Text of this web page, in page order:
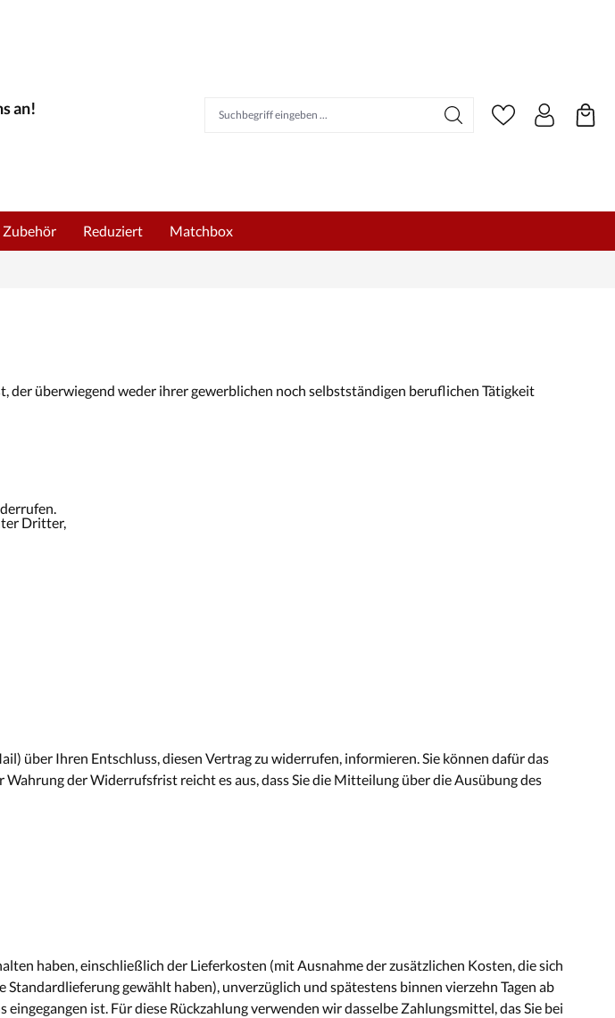
an!
Zubehör Reduziert Matchbox
der überwiegend weder ihrer gewerblichen noch selbstständigen beruflichen Tätigkeit
Dritter,
über Ihren Entschluss, diesen Vertrag zu widerrufen, informieren. Sie können dafür das
der Widerrufsfrist reicht es aus, dass Sie die Mitteilung über die Ausübung des
haben, einschließlich der Lieferkosten (mit Ausnahme der zusätzlichen Kosten, die sich
gewählt haben), unverzüglich und spätestens binnen vierzehn Tagen ab
ist. Für diese Rückzahlung verwenden wir dasselbe Zahlungsmittel, das Sie bei